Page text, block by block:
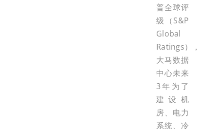
普全球评
级（S&P
Global
Ratings），
大马数据
中心未来
3年为了
建设机
房、电力
系统、冷